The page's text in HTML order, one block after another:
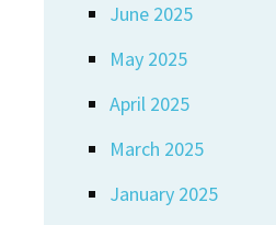
June 2025
May 2025
April 2025
March 2025
January 2025